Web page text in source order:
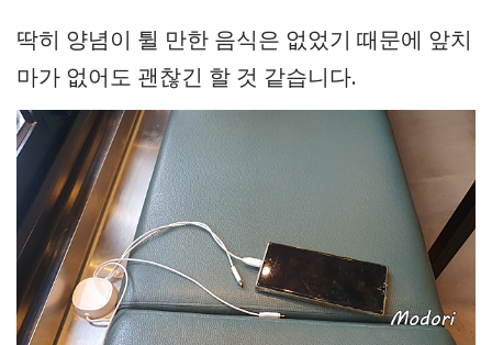
딱히 양념이 튈 만한 음식은 없었기 때문에 앞치
마가 없어도 괜찮긴 할 것 같습니다.